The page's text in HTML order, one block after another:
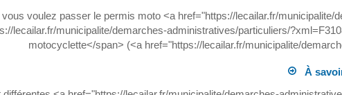
vous voulez passer le permis moto <a href="https://lecailar.fr/
lecailar.fr/municipalite/demarches-administratives/particuliers/
motocyclette</span> (<a href="https://lecailar.fr/municipalite/
À